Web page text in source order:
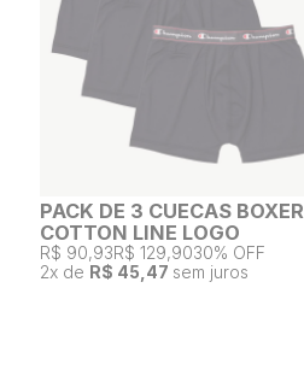
PACK DE 3 CUECAS BOXER
COTTON LINE LOGO
R$ 90,93R$ 129,9030% OFF
2x de R$ 45,47 sem juros